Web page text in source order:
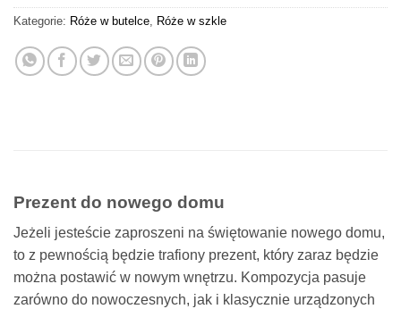
Kategorie: Róże w butelce Róże w szkle
Prezent do nowego domu
Jeżeli jesteście zaproszeni na świętowanie nowego domu,
to z pewnością będzie trafiony prezent, który zaraz będzie
można postawić w nowym wnętrzu. Kompozycja pasuje
zarówno do nowoczesnych, jak i klasycznie urządzonych